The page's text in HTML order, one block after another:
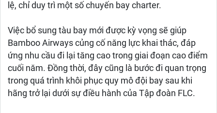
lệ, chỉ duy trì một số chuyến bay charter.
Việc bổ sung tàu bay mới được kỳ vọng sẽ giúp
Bamboo Airways củng cố năng lực khai thác, đáp
ứng nhu cầu đi lại tăng cao trong giai đoạn cao điểm
cuối năm. Đồng thời, đây cũng là bước đi quan trọng
trong quá trình khôi phục quy mô đội bay sau khi
hãng trở lại dưới sự điều hành của Tập đoàn FLC.